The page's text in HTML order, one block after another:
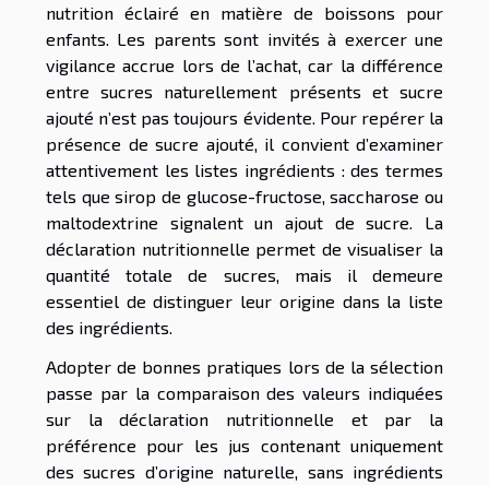
nutrition éclairé en matière de boissons pour
enfants. Les parents sont invités à exercer une
vigilance accrue lors de l’achat, car la différence
entre sucres naturellement présents et sucre
ajouté n’est pas toujours évidente. Pour repérer la
présence de sucre ajouté, il convient d’examiner
attentivement les listes ingrédients : des termes
tels que sirop de glucose-fructose, saccharose ou
maltodextrine signalent un ajout de sucre. La
déclaration nutritionnelle permet de visualiser la
quantité totale de sucres, mais il demeure
essentiel de distinguer leur origine dans la liste
des ingrédients.
Adopter de bonnes pratiques lors de la sélection
passe par la comparaison des valeurs indiquées
sur la déclaration nutritionnelle et par la
préférence pour les jus contenant uniquement
des sucres d’origine naturelle, sans ingrédients